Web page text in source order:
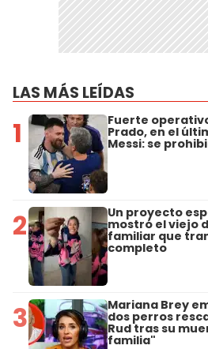
LAS MÁS LEÍDAS
1 Fuerte
Prado, en el
Messi: se
2 Un proyecto
mostró el viejo
familiar que
completo
3 Mariana Brey
dos perros
Rud tras su
familia"